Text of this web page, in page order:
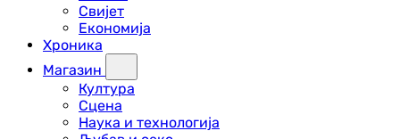
Свијет
Економија
Хроника
Магазин
Култура
Сцена
Наука и технологија